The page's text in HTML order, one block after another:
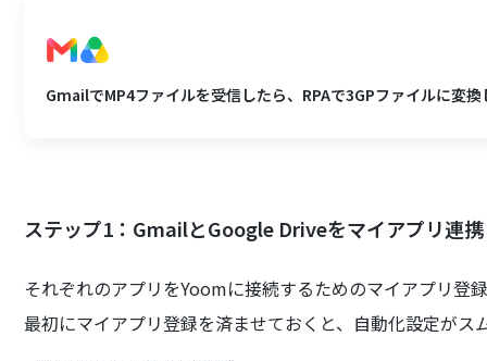
GmailでMP4ファイルを受信したら、RPAで3GPファイルに変
ステップ1：GmailとGoogle Driveをマイアプリ連携
それぞれのアプリをYoomに接続するためのマイアプリ登
最初にマイアプリ登録を済ませておくと、自動化設定がス